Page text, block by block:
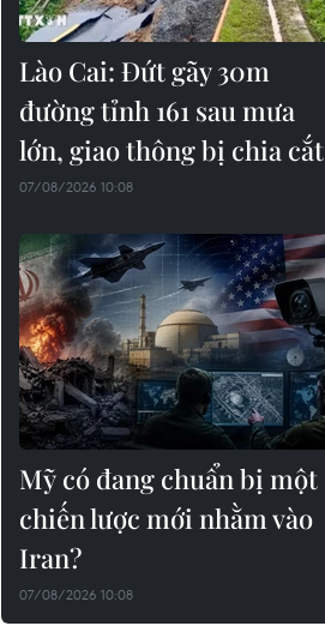
Lào Cai: Đứt gãy 30m
đường tỉnh 161 sau mưa
lớn, giao thông bị chia cắt
07/08/2026 10:08
Mỹ có đang chuẩn bị một
chiến lược mới nhằm vào
Iran?
07/08/2026 10:08